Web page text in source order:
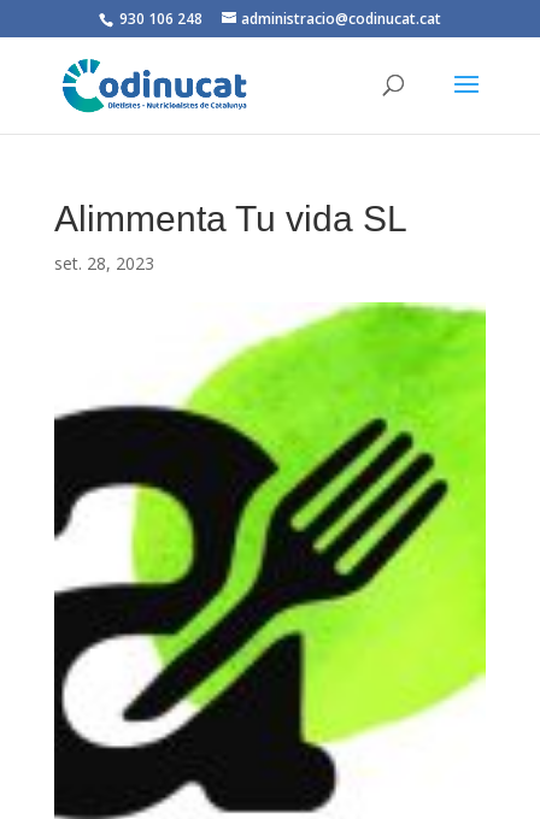
930 106 248 administracio@codinucat.cat
Alimmenta Tu vida SL
set. 28, 2023